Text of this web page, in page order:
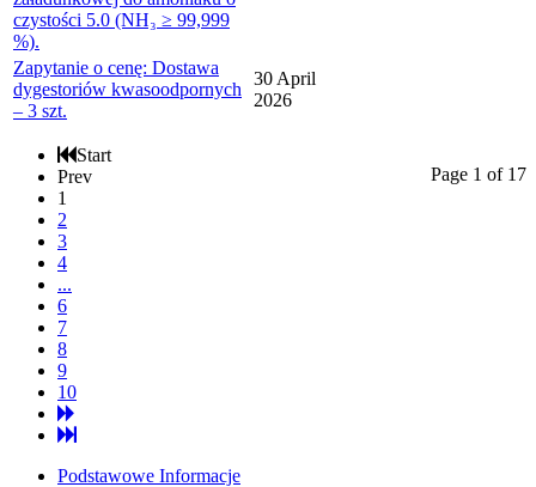
czystości 5.0 (NH₃ ≥ 99,999
%).
Zapytanie o cenę: Dostawa
dygestoriów kwasoodpornych
– 3 szt.
30 April
2026
Page 1 of 17
Start
Prev
1
2
3
4
...
6
7
8
9
10
Podstawowe Informacje